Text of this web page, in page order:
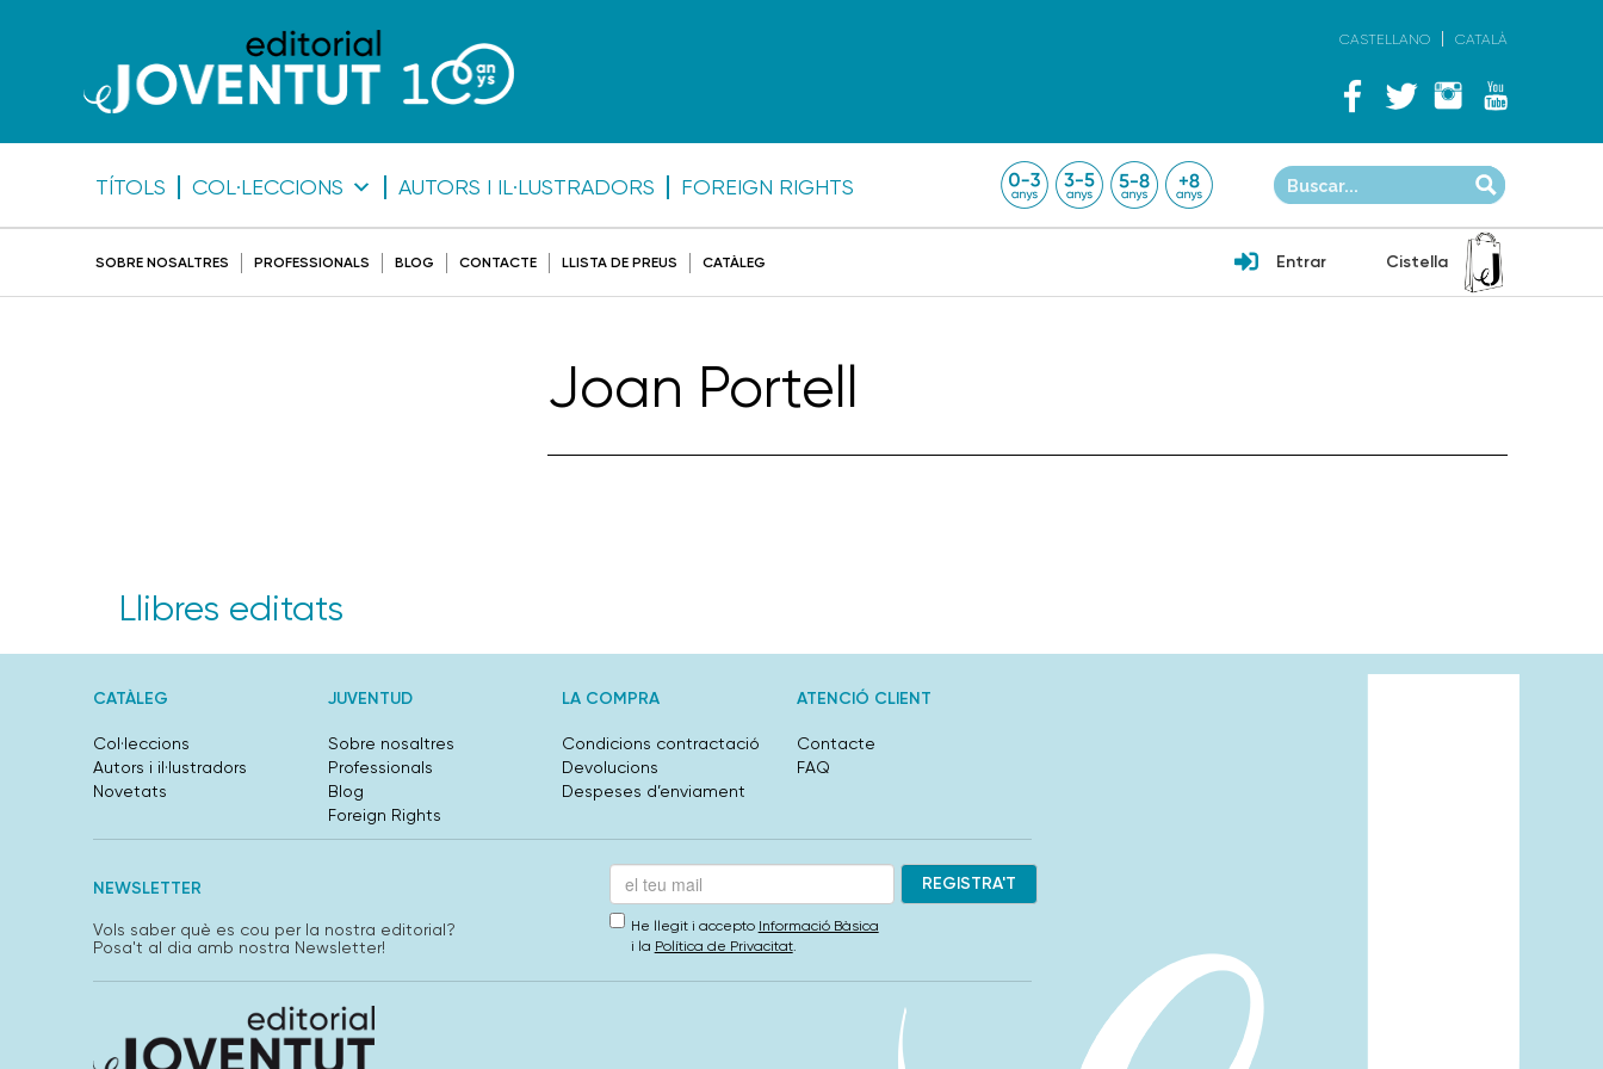
CASTELLANO CATALÀ
TÍTOLS COL·LECCIONS AUTORS I IL·LUSTRADORS FOREIGN RIGHTS
SOBRE NOSALTRES PROFESSIONALS BLOG CONTACTE LLISTA DE PREUS CATÀLEG Entrar Cistella
Joan Portell
Llibres editats
CATÀLEG
Col·leccions
Autors i il·lustradors
Novetats
JUVENTUD
Sobre nosaltres
Professionals
Blog
Foreign Rights
LA COMPRA
Condicions contractació
Devolucions
Despeses d’enviament
ATENCIÓ CLIENT
Contacte
FAQ
NEWSLETTER
Vols saber què es cou per la nostra editorial?
Posa't al dia amb nostra Newsletter!
He llegit i accepto Informació Bàsica
i la Política de Privacitat.